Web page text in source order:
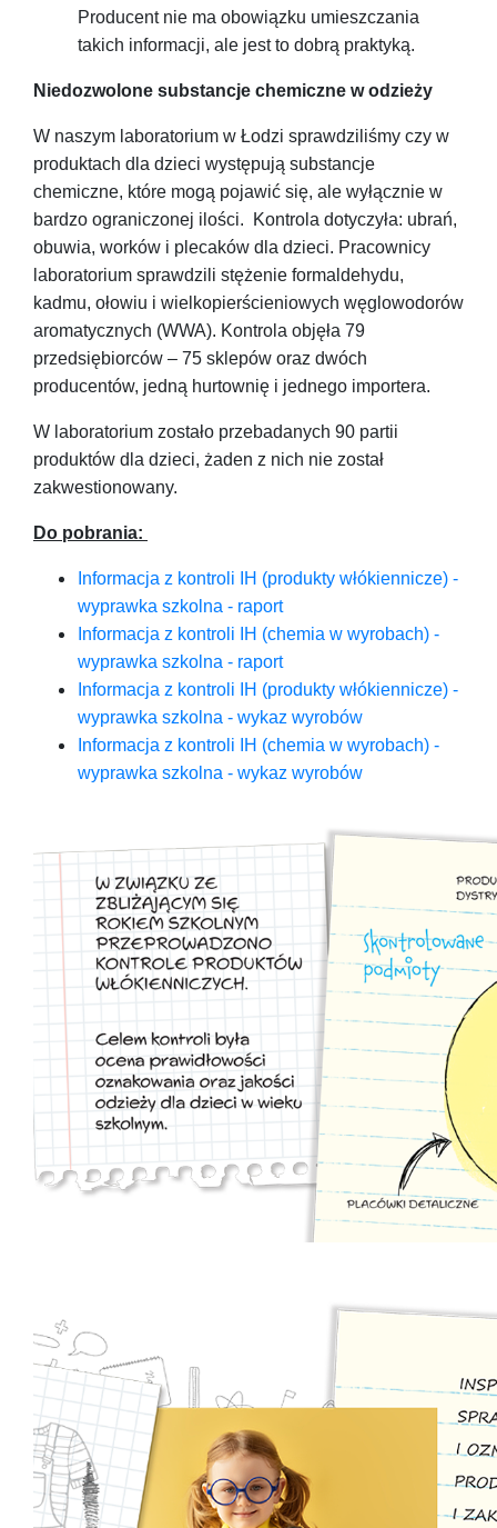
Producent nie ma obowiązku umieszczania
takich informacji, ale jest to dobrą praktyką.
Niedozwolone substancje chemiczne w odzieży
W naszym laboratorium w Łodzi sprawdziliśmy czy w
produktach dla dzieci występują substancje
chemiczne, które mogą pojawić się, ale wyłącznie w
bardzo ograniczonej ilości. Kontrola dotyczyła: ubrań,
obuwia, worków i plecaków dla dzieci. Pracownicy
laboratorium sprawdzili stężenie formaldehydu,
kadmu, ołowiu i wielkopierścieniowych węglowodorów
aromatycznych (WWA). Kontrola objęła 79
przedsiębiorców – 75 sklepów oraz dwóch
producentów, jedną hurtownię i jednego importera.
W laboratorium zostało przebadanych 90 partii
produktów dla dzieci, żaden z nich nie został
zakwestionowany.
Do pobrania:
Informacja z kontroli IH (produkty włókiennicze) -
wyprawka szkolna - raport
Informacja z kontroli IH (chemia w wyrobach) -
wyprawka szkolna - raport
Informacja z kontroli IH (produkty włókiennicze) -
wyprawka szkolna - wykaz wyrobów
Informacja z kontroli IH (chemia w wyrobach) -
wyprawka szkolna - wykaz wyrobów